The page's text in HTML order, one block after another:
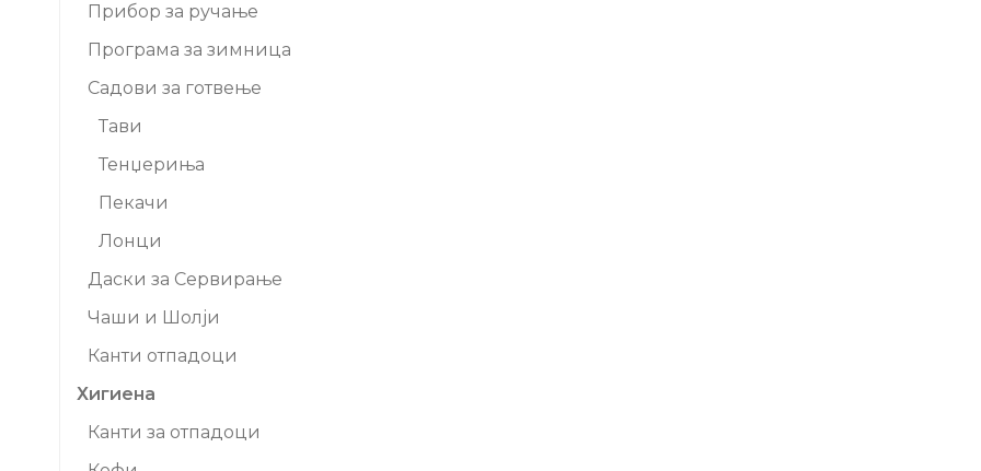
Прибор за ручање
Програма за зимница
Садови за готвење
Тави
Тенџериња
Пекачи
Лонци
Даски за Сервирање
Чаши и Шолји
Канти отпадоци
Хигиена
Канти за отпадоци